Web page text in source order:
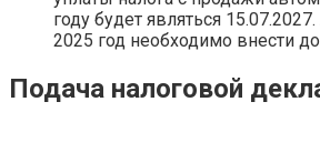
году будет являться
2025 год необходимо внести
Подача налоговой